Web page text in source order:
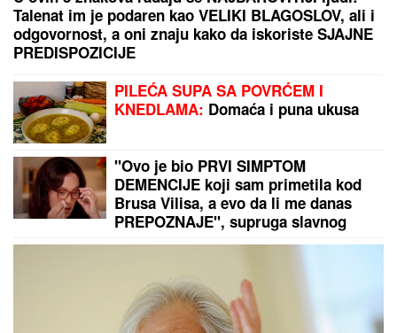
"KAD SAM SE OŽENIO IMAO SAM LJUBAVNICU,
IMAM JE I DANAS" Pevač oženio koleginicu pa
javno priznao da je vara na svakom koraku: "Skoro
jedan američki general u Evropi
HITNO SMENjEN – Pentagon
povukao drastičan potez usred
tenzija!
Nevreme samo što nije grunulo!
Ovaj deo Srbije prvi na udaru, a evo
kad se vraćaju paklene vrućine